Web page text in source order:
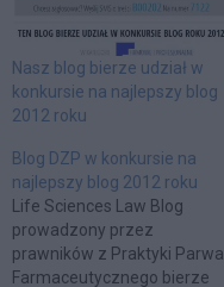
Nasz blog bierze udział w
konkursie na najlepszy blog
2012 roku
Blog DZP w konkursie na
najlepszy blog 2012 roku
Life Sciences Law Blog
prowadzony przez
prawników z Praktyki Parwa
Farmaceutycznego bierze